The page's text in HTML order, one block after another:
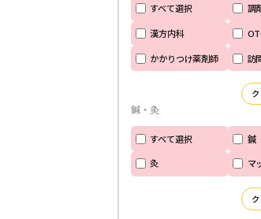
すべて選択
調
漢方内科
かかりつけ薬剤師
訪
鍼・灸
すべて選択
鍼
灸
マ